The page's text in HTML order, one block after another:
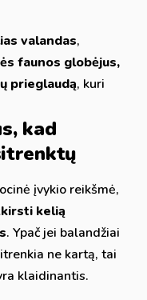
valandas,
faunos globėjus,
prieglaudą, kuri
kad
įvykio reikšmė,
kelią
. Ypač jei balandžiai
ne kartą, tai
klaidinantis.